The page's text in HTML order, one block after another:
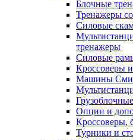
Блочные
Тренажеры
Силовые
тренажеры
Силовые
Кроссоверы
Машины
Опции и
Кроссоверы,
Турники и